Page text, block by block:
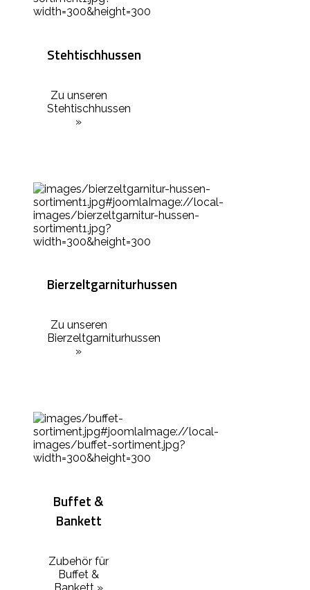
Stehtischhussen
Zu unseren
Stehtischhussen
»
Bierzeltgarniturhussen
Zu unseren
Bierzeltgarniturhussen
»
Buffet &
Bankett
Zubehör für
Buffet &
Bankett »